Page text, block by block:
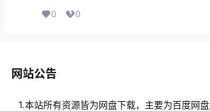
0 0
网站公告
1.本站所有资源皆为网盘下载，主要为百度网盘